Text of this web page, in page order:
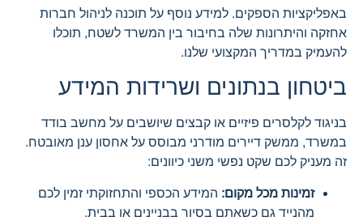
באפליקציות הספקים. למידע נוסף על תוכנה לניהול חברות
אחזקה והיתרונות שלה בחיבור בין המשרד לשטח, תוכלו
להעמיק במדריך המקצועי שלנו.
ביטחון בנתונים ושרידות המידע
בניגוד לקלסרים פיזיים או קבצים שיושבים על מחשב בודד
במשרד, ממשק דיירים מודרני מבוסס על אחסון ענן מאובטח.
זה מעניק לכם שקט נפשי משני כיוונים:
זמינות מכל מקום: המידע הכספי והתחזוקתי זמין לכם
מהנייד גם כשאתם בסיור בבניינים או בבית.